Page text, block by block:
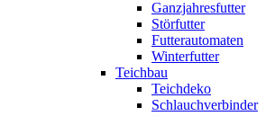
Ganzjahresfutter
Störfutter
Futterautomaten
Winterfutter
Teichbau
Teichdeko
Schlauchverbinder